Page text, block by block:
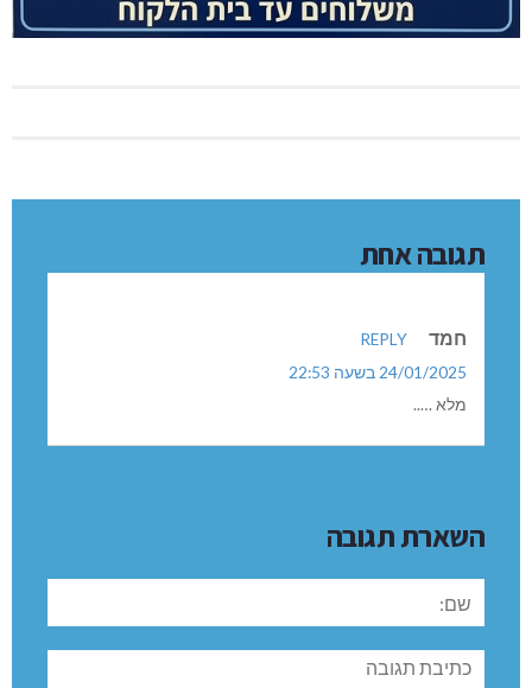
תגובה אחת
חמד
REPLY
24/01/2025 בשעה 22:53
מלא …..
השארת תגובה
תגובה